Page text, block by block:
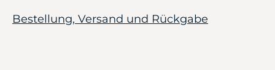
Bestellung, Versand und Rückgabe